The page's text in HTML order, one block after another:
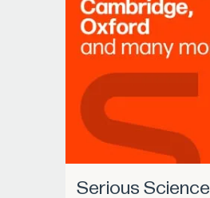
Serious Science